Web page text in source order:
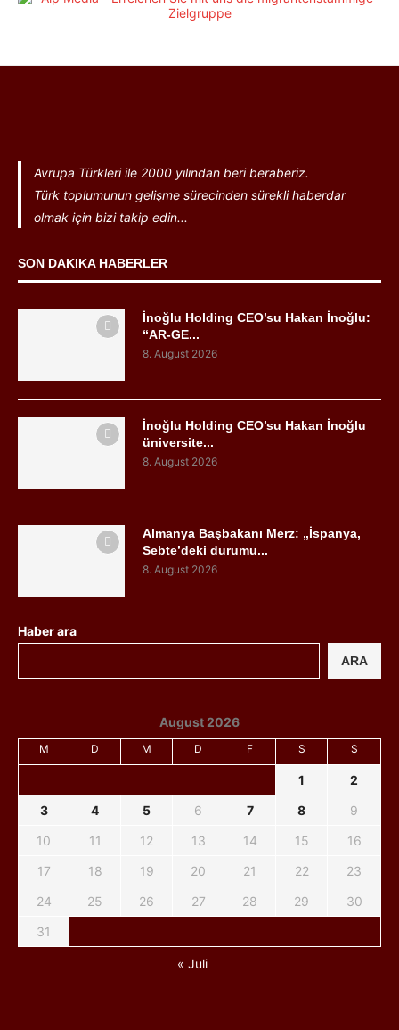
Avrupa Türkleri ile 2000 yılından beri beraberiz.
Türk toplumunun gelişme sürecinden sürekli haberdar
olmak için bizi takip edin...
SON DAKIKA HABERLER
İnoğlu Holding CEO’su Hakan İnoğlu:
“AR-GE...
8. August 2026
İnoğlu Holding CEO’su Hakan İnoğlu
üniversite...
8. August 2026
Almanya Başbakanı Merz: „İspanya,
Sebte’deki durumu...
8. August 2026
Haber ara
ARA
August 2026
M D M D F S S
1
2
3
4 5 6 7 8
9
10
11 12 13 14 15
16
17
18 19 20 21 22
23
24
25 26 27 28 29
30
31
« Juli